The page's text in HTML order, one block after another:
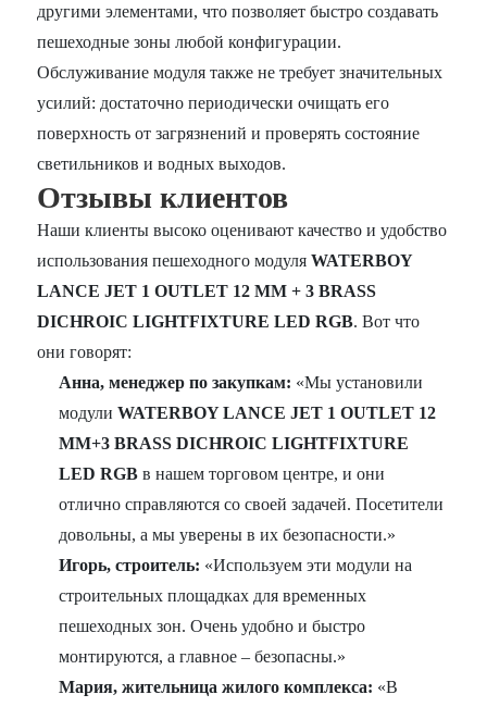
другими элементами, что позволяет быстро создавать
пешеходные зоны любой конфигурации.
Обслуживание модуля также не требует значительных
усилий: достаточно периодически очищать его
поверхность от загрязнений и проверять состояние
светильников и водных выходов.
Отзывы клиентов
Наши клиенты высоко оценивают качество и удобство
использования пешеходного модуляWATERBOY
LANCE JET 1 OUTLET 12 MM + 3 BRASS
DICHROIC LIGHTFIXTURE LED RGB. Вот что
они говорят:
Анна, менеджер по закупкам: «Мы установили
модулиWATERBOY LANCE JET 1 OUTLET 12
MM+3 BRASS DICHROIC LIGHTFIXTURE
LED RGB в нашем торговом центре, и они
отлично справляются со своей задачей. Посетители
довольны, а мы уверены в их безопасности.»
Игорь, строитель: «Используем эти модули на
строительных площадках для временных
пешеходных зон. Очень удобно и быстро
монтируются, а главное – безопасны.»
Мария, жительница жилого комплекса: «В